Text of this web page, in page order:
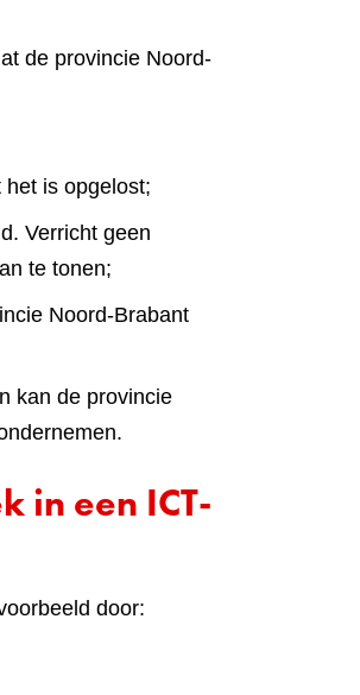
de provincie Noord-
is opgelost;
Verricht geen
te tonen;
Noord-Brabant
kan de provincie
in een ICT-
door: